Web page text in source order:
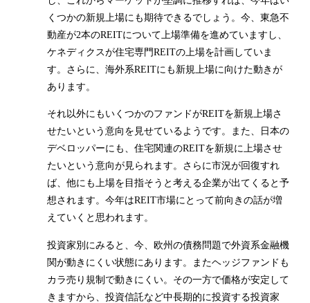
くつかの新規上場にも期待できるでしょう。今、東急不
動産が2本のREITについて上場準備を進めていますし、
ケネディクスが住宅専門REITの上場を計画していま
す。さらに、海外系REITにも新規上場に向けた動きが
あります。
それ以外にもいくつかのファンドがREITを新規上場さ
せたいという意向を見せているようです。また、日本の
デベロッパーにも、住宅関連のREITを新規に上場させ
たいという意向が見られます。さらに市況が回復すれ
ば、他にも上場を目指そうと考える企業が出てくると予
想されます。今年はREIT市場にとって前向きの話が増
えていくと思われます。
投資家別にみると、今、欧州の債務問題で外資系金融機
関が動きにくい状態にあります。またヘッジファンドも
カラ売り規制で動きにくい。その一方で価格が安定して
きますから、投資信託など中長期的に投資する投資家